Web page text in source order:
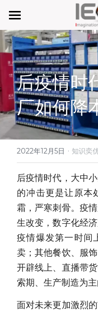
首页
微仓
D系微仓（热销）
产品与服务
单元智能化
单元智慧化
6S精益管理必备
行业应用及案列
MRO工业物料智
手机平板智能存储
废旧家电拆解解决
商超快递配送解
关于奕优
公司介绍
知识奕优
Lean
新闻动态
服务模式
联系我们
搜索
后疫情时
厂如何降
2022年12月5日 · 知识奕
后疫情时代，大中
的冲击更是让原本
霜，严寒刺骨。疫
生改变，数字化经
疫情爆发第一时间
卖；其他餐饮、服
开辟线上、直播带
索期、生产制造为
面对未来更加激烈